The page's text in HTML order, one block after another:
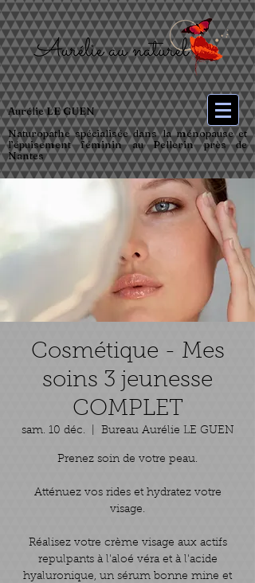
Aurélie LE GUEN
Naturopathe spécialisée dans la ménopause et
l’épuisement féminin au Pellerin près de
Nantes
Cosmétique - Mes
soins 3 jeunesse
COMPLET
sam. 10 déc. Bureau Aurélie LE GUEN
Prenez soin de votre peau.
Atténuez vos rides et hydratez votre
visage.
Réalisez votre crème visage aux actifs
repulpants à l'aloé véra et à l'acide
hyaluronique, un sérum bonne mine et